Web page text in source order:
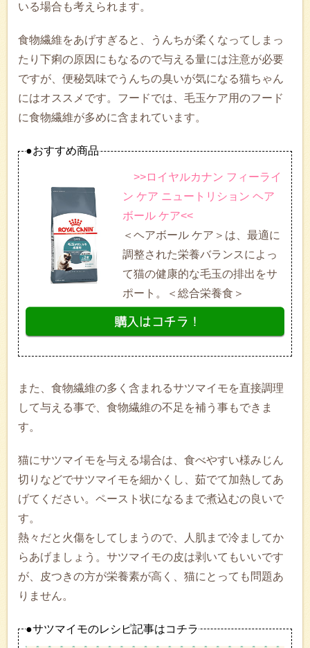
いる場合も考えられます。
食物繊維をあげすぎると、うんちが柔くなってしまっ
たり下痢の原因にもなるので与える量には注意が必要
ですが、便秘気味でうんちの臭いが気になる猫ちゃん
にはオススメです。フードでは、毛玉ケア用のフード
に食物繊維が多めに含まれています。
●おすすめ商品
>>ロイヤルカナン フィーライ
ン ケア ニュートリション ヘア
ボール ケア<<
＜ヘアボール ケア＞は、最適に
調整された栄養バランスによっ
て猫の健康的な毛玉の排出をサ
ポート。＜総合栄養食＞
また、食物繊維の多く含まれるサツマイモを直接調理
して与える事で、食物繊維の不足を補う事もできま
す。
猫にサツマイモを与える場合は、食べやすい様みじん
切りなどでサツマイモを細かくし、茹でて加熱してあ
げてください。ペースト状になるまで煮込むの良いで
す。
熱々だと火傷をしてしまうので、人肌まで冷ましてか
らあげましょう。サツマイモの皮は剥いてもいいです
が、皮つきの方が栄養素が高く、猫にとっても問題あ
りません。
●サツマイモのレシピ記事はコチラ